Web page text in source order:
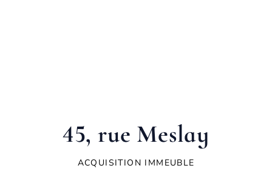
45, rue Meslay
ACQUISITION IMMEUBLE